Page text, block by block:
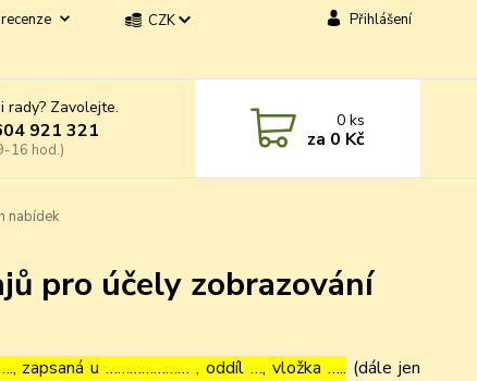
CZK Přihlášení
rady? Zavolejte.
921 321
16 hod.)
0ks
za 0 Kč
nabídek
pro účely zobrazování
zapsaná u ………………… , oddíl …, vložka ….. (dále jen